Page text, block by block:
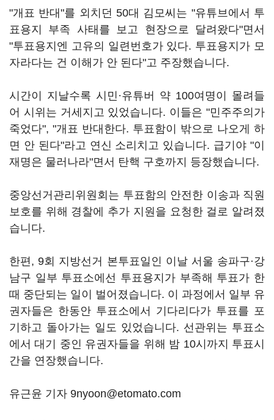
"개표 반대"를 외치던 50대 김모씨는 "유튜브에서 투
표용지 부족 사태를 보고 현장으로 달려왔다"면서
"투표용지엔 고유의 일련번호가 있다. 투표용지가 모
자라다는 건 이해가 안 된다"고 주장했습니다.
시간이 지날수록 시민·유튜버 약 100여명이 몰려들
어 시위는 거세지고 있었습니다. 이들은 "민주주의가
죽었다", "개표 반대한다. 투표함이 밖으로 나오게 하
면 안 된다"라고 연신 소리치고 있습니다. 급기야 "이
재명은 물러나라"면서 탄핵 구호까지 등장했습니다.
중앙선거관리위원회는 투표함의 안전한 이송과 직원
보호를 위해 경찰에 추가 지원을 요청한 걸로 알려졌
습니다.
한편, 9회 지방선거 본투표일인 이날 서울 송파구·강
남구 일부 투표소에선 투표용지가 부족해 투표가 한
때 중단되는 일이 벌어졌습니다. 이 과정에서 일부 유
권자들은 한동안 투표소에서 기다리다가 투표를 포
기하고 돌아가는 일도 있었습니다. 선관위는 투표소
에서 대기 중인 유권자들을 위해 밤 10시까지 투표시
간을 연장했습니다.
유근윤 기자 9nyoon@etomato.com